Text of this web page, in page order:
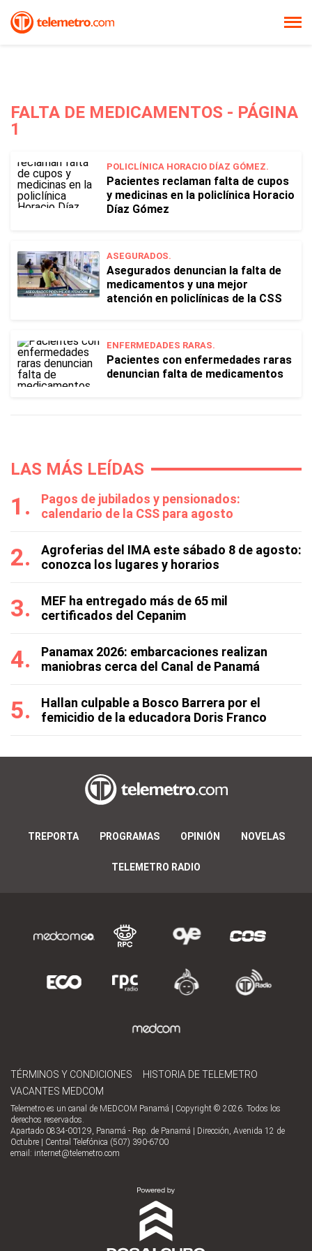
FALTA DE MEDICAMENTOS - PÁGINA
1
POLICLÍNICA HORACIO DÍAZ GÓMEZ.
Pacientes reclaman falta de cupos
y medicinas en la policlínica Horacio
Díaz Gómez
ASEGURADOS.
Asegurados denuncian la falta de
medicamentos y una mejor
atención en policlínicas de la CSS
ENFERMEDADES RARAS.
Pacientes con enfermedades raras
denuncian falta de medicamentos
LAS MÁS LEÍDAS
Pagos de jubilados y pensionados:
calendario de la CSS para agosto
Agroferias del IMA este sábado 8 de agosto:
conozca los lugares y horarios
MEF ha entregado más de 65 mil
certificados del Cepanim
Panamax 2026: embarcaciones realizan
maniobras cerca del Canal de Panamá
Hallan culpable a Bosco Barrera por el
femicidio de la educadora Doris Franco
TREPORTA PROGRAMAS OPINIÓN NOVELAS
TELEMETRO RADIO
TÉRMINOS Y CONDICIONES
HISTORIA DE TELEMETRO
VACANTES MEDCOM
Telemetro es un canal de MEDCOM Panamá | Copyright © 2026. Todos los
derechos reservados.
Apartado 0834-00129, Panamá - Rep. de Panamá | Dirección, Avenida 12 de
Octubre | Central Telefónica (507) 390-6700
email: internet@telemetro.com